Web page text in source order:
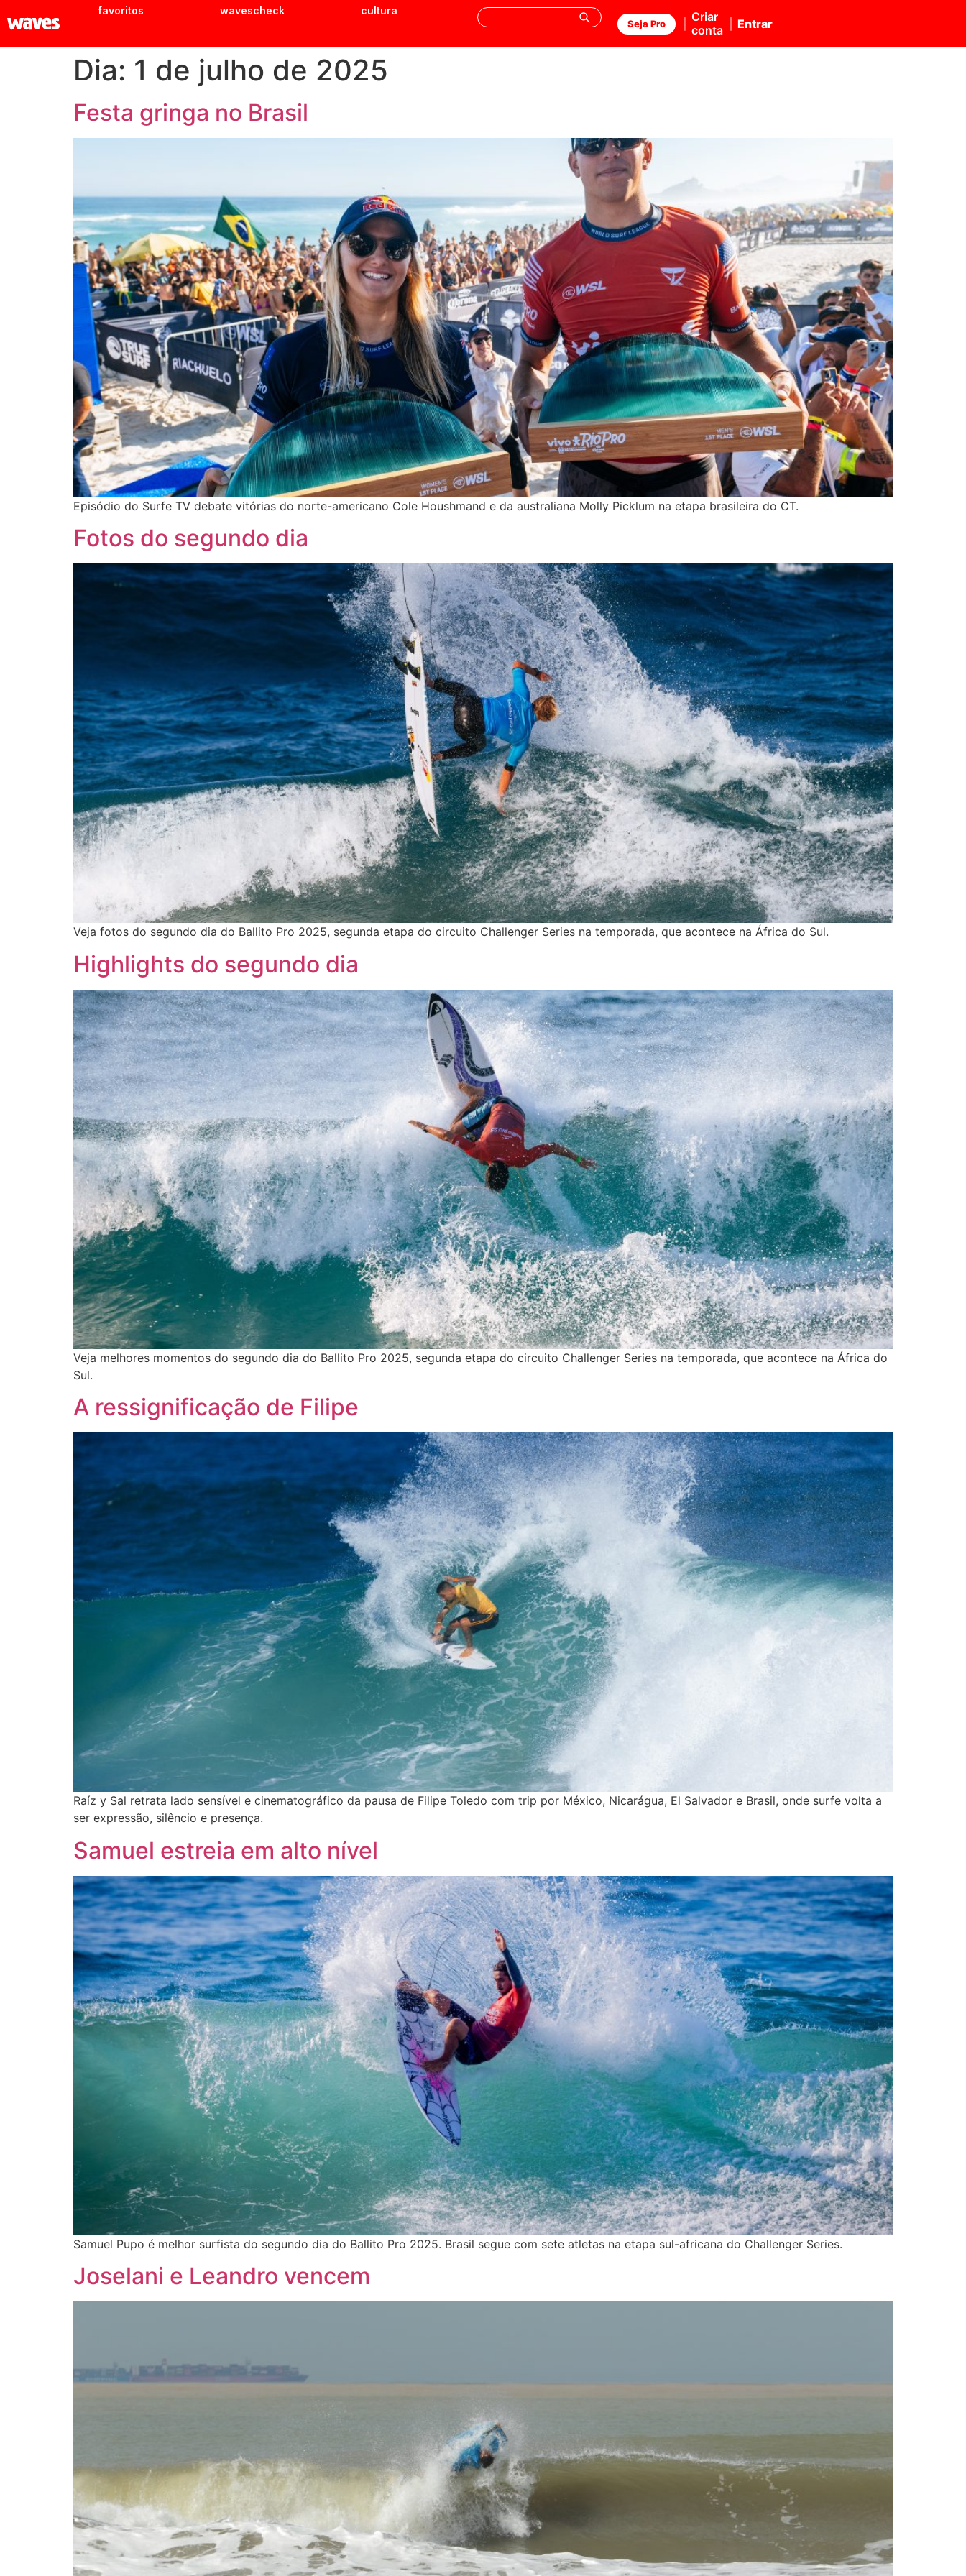
favoritos wavescheck cultura
Seja Pro
Criar
conta
Entrar
Dia: 1 de julho de 2025
Festa gringa no Brasil
Episódio do Surfe TV debate vitórias do norte-americano Cole Houshmand e da australiana Molly Picklum na etapa brasileira do CT.
Fotos do segundo dia
Veja fotos do segundo dia do Ballito Pro 2025, segunda etapa do circuito Challenger Series na temporada, que acontece na África do Sul.
Highlights do segundo dia
Veja melhores momentos do segundo dia do Ballito Pro 2025, segunda etapa do circuito Challenger Series na temporada, que acontece na África do
Sul.
A ressignificação de Filipe
Raíz y Sal retrata lado sensível e cinematográfico da pausa de Filipe Toledo com trip por México, Nicarágua, El Salvador e Brasil, onde surfe volta a
ser expressão, silêncio e presença.
Samuel estreia em alto nível
Samuel Pupo é melhor surfista do segundo dia do Ballito Pro 2025. Brasil segue com sete atletas na etapa sul-africana do Challenger Series.
Joselani e Leandro vencem